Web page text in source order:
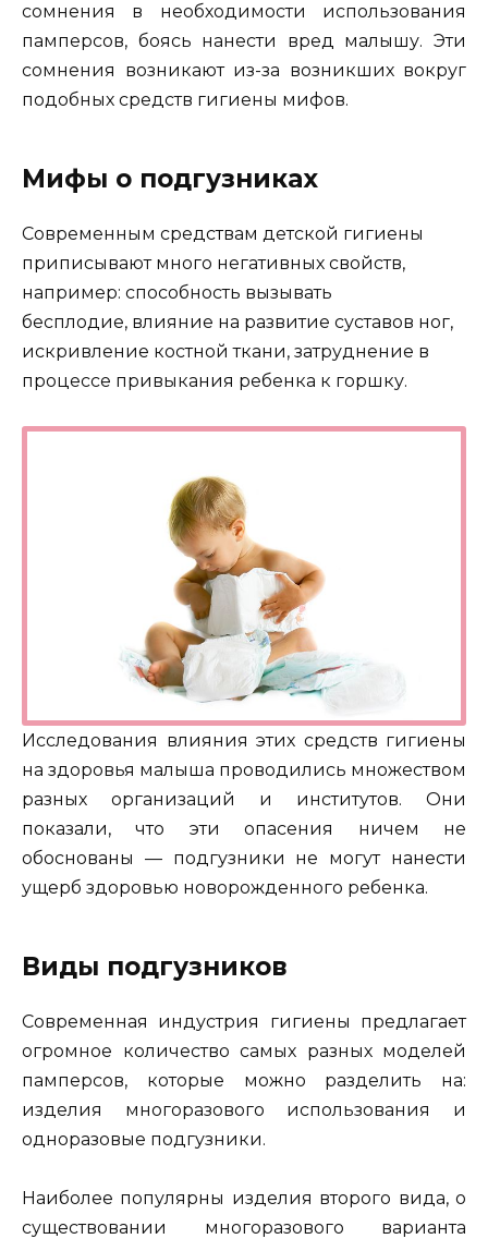
сомнения в необходимости использования
памперсов, боясь нанести вред малышу. Эти
сомнения возникают из-за возникших вокруг
подобных средств гигиены мифов.
Мифы о подгузниках
Современным средствам детской гигиены
приписывают много негативных свойств,
например: способность вызывать
бесплодие, влияние на развитие суставов ног,
искривление костной ткани, затруднение в
процессе привыкания ребенка к горшку.
Исследования влияния этих средств гигиены
на здоровья малыша проводились множеством
разных организаций и институтов. Они
показали, что эти опасения ничем не
обоснованы — подгузники не могут нанести
ущерб здоровью новорожденного ребенка.
Виды подгузников
Современная индустрия гигиены предлагает
огромное количество самых разных моделей
памперсов, которые можно разделить на:
изделия многоразового использования и
одноразовые подгузники.
Наиболее популярны изделия второго вида, о
существовании многоразового варианта